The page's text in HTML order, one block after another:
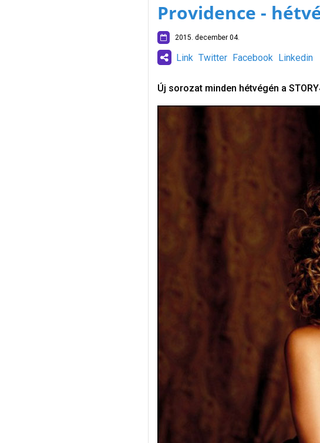
Providence -
2015. december 04.
Link Twitter Facebook Linkedin
Új sorozat minden hétvégén a